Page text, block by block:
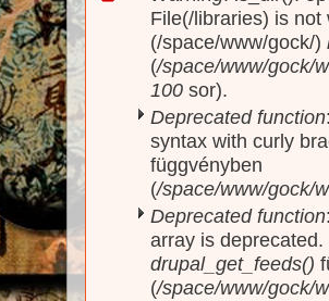
File(/libraries) is
(/space/www/gock/)
(/space/www/gock/
100 sor).
Deprecated function
syntax with curly
függvényben
(/space/www/gock/
Deprecated function
array is
drupal_get_feeds()
(/space/www/gock/